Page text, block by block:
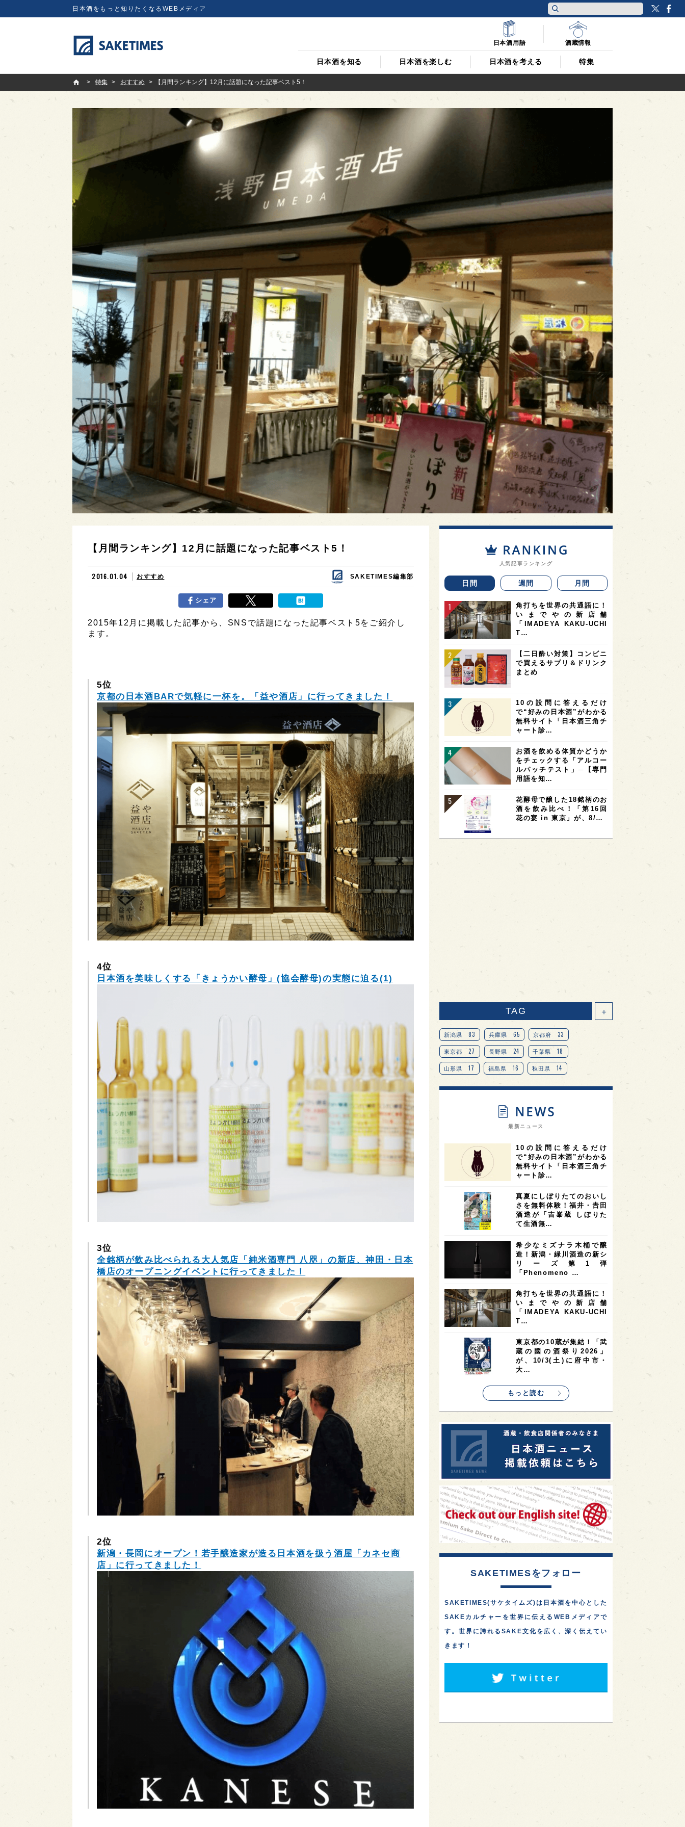
日本酒をもっと知りたくなるWEBメディア
日本酒を知る 日本酒を楽しむ 日本酒を考える 特集
日本酒用語 酒蔵情報
SAKETIMES
特集
おすすめ 【月間ランキング】12月に話題になった記事ベスト5！
【月間ランキング】12月に話題になった記事ベスト5！
2016.01.04 おすすめ SAKETIMES編集部
シェア
2015年12月に掲載した記事から、SNSで話題になった記事ベスト5をご紹介し
ます。
5位
京都の日本酒BARで気軽に一杯を。「益や酒店」に行ってきました！
4位
日本酒を美味しくする「きょうかい酵母」(協会酵母)の実態に迫る(1)
3位
全銘柄が飲み比べられる大人気店「純米酒専門 八咫」の新店、神田・日本
橋店のオープニングイベントに行ってきました！
2位
新潟・長岡にオープン！若手醸造家が造る日本酒を扱う酒屋「カネセ商
店」に行ってきました！
人気記事ランキング
日間 週間 月間
角打ちを世界の共通語に！
いまでやの新店舗
「IMADEYA KAKU-UCHI
T…
【二日酔い対策】コンビニ
で買えるサプリ＆ドリンク
まとめ
10の設問に答えるだけ
で“好みの日本酒”がわかる
無料サイト「日本酒三角チ
ャート診…
お酒を飲める体質かどうか
をチェックする「アルコー
ルパッチテスト」─【専門
用語を知…
花酵母で醸した18銘柄のお
酒を飲み比べ！「第16回
花の宴 in 東京」が、8/…
TAG ＋
新潟県 83 兵庫県 65 京都府 33
東京都 27 長野県 24 千葉県 18
山形県 17 福島県 16 秋田県 14
愛知県 14 宮城県 14 岐阜県 13
オピニオンリーダーの視点 9
奈良県 滋賀県 7 和歌山県 6
富山県 6 フランス 6 高知県 5 島根県 5
4 アメリカ 4 神奈川県 4
4 三重県 大阪府 3
オーストラリア 台湾 2 アジア 2
SAKEの時代を生きる 静岡県 1 長崎県
全蔵めぐり 1 シンガポール 1 カナダ 1
群馬県 1 熊本県 徳島県
イギリス 1 ノルウェー 1 新宿区 1
歌舞伎町 1 1 鳥取県 1
saketimes_image_4
最新ニュース
10の設問に答えるだけ
で“好みの日本酒”がわかる
無料サイト「日本酒三角チ
ャート診…
真夏にしぼりたてのおいし
さを無料体験！福井・𠮷田
酒造が「吉峯蔵 しぼりた
て生酒無…
希少なミズナラ木桶で醸
造！新潟・緑川酒造の新シ
リーズ第1弾
「Phenomeno …
角打ちを世界の共通語に！
いまでやの新店舗
「IMADEYA KAKU-UCHI
T…
東京都の10蔵が集結！「武
蔵の國の酒祭り2026」
が、10/3(土)に府中市・
大…
もっと読む
SAKETIMESをフォロー
SAKETIMES(サケタイムズ)は日本酒を中心とした
SAKEカルチャーを世界に伝えるWEBメディアで
す。世界に誇れるSAKE文化を広く、深く伝えてい
きます！